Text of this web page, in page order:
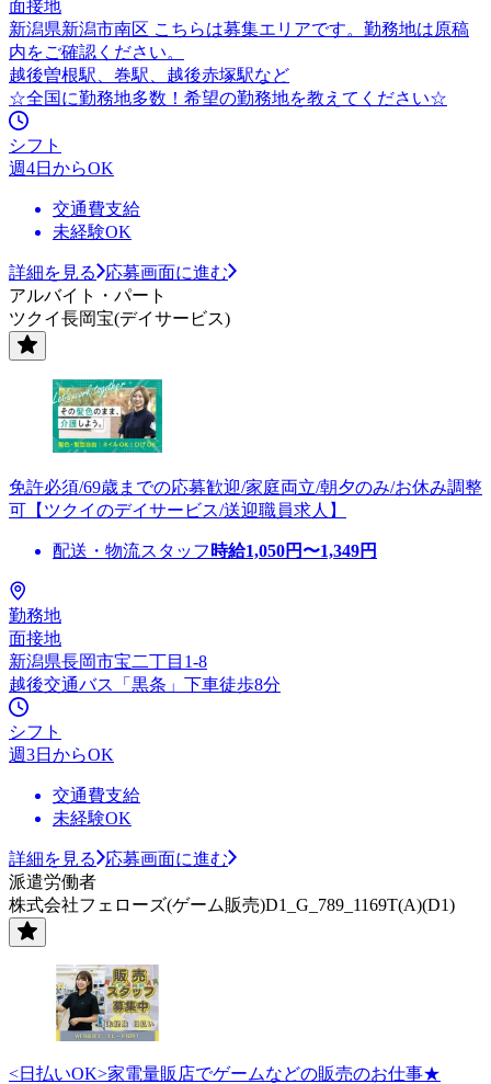
面接地
新潟県新潟市南区 こちらは募集エリアです。勤務地は原稿
内をご確認ください。
越後曽根駅、巻駅、越後赤塚駅など
☆全国に勤務地多数！希望の勤務地を教えてください☆
シフト
週4日からOK
交通費支給
未経験OK
詳細を見る
応募画面に進む
アルバイト・パート
ツクイ長岡宝(デイサービス)
免許必須/69歳までの応募歓迎/家庭両立/朝夕のみ/お休み調整
可【ツクイのデイサービス/送迎職員求人】
配送・物流スタッフ 時給1,050円〜1,349円
勤務地
面接地
新潟県長岡市宝二丁目1-8
越後交通バス「黒条」下車徒歩8分
シフト
週3日からOK
交通費支給
未経験OK
詳細を見る
応募画面に進む
派遣労働者
株式会社フェローズ(ゲーム販売)D1_G_789_1169T(A)(D1)
<日払いOK>家電量販店でゲームなどの販売のお仕事★